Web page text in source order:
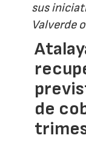
sus
Valverde
de